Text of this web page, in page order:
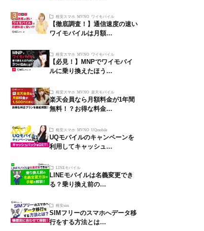
格安スマホ MVNO ワイモバイル
【徹底調査！】通信速度の速い
ワイモバイルは月額…
格安スマホ MVNO ワイモバイル
【必見！】MNPでワイモバイ
ルに乗り換えたほう…
格安スマホ MVNO 楽天モバイル
楽天会員なら月額料金が1年間
無料！？お得な料金…
格安スマホ MVNO UQmobile
UQモバイルのキャンペーンを
利用してキャッシュ…
LINEモバイル
LINEモバイルは名義変更でき
る？乗り換え前の…
格安sim
SIMフリーのスマホへデータ移
行をする方法とは…